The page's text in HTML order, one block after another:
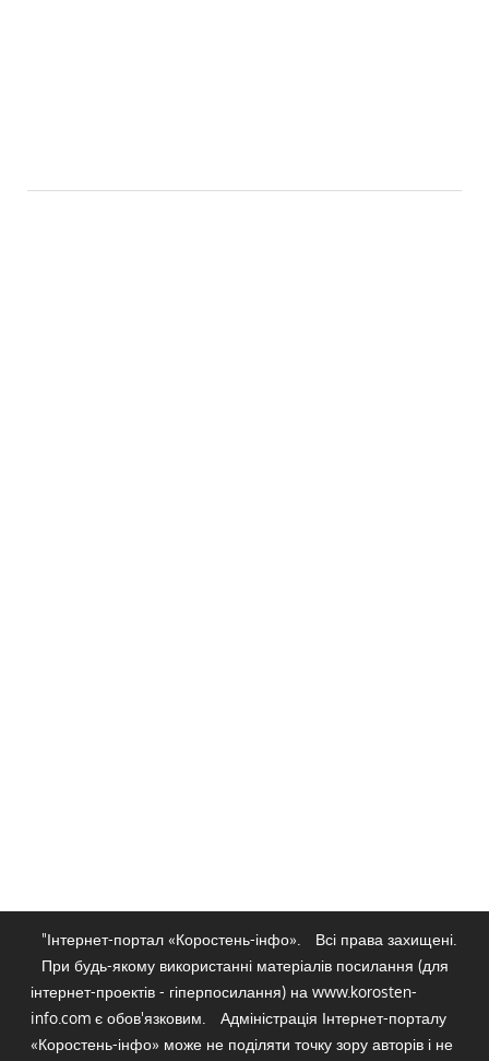
"Інтернет-портал «Коростень-інфо».
Всі права захищені.
При будь-якому використанні матеріалів посилання (для
інтернет-проектів - гіперпосилання) на www.korosten-
info.com є обов'язковим.
Адміністрація Інтернет-порталу
«Коростень-інфо» може не поділяти точку зору авторів і не